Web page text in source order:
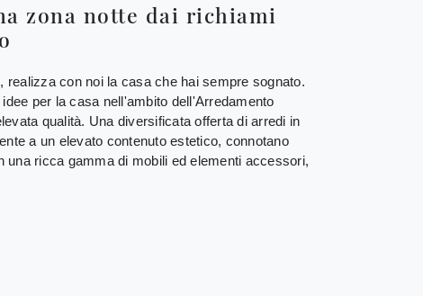
zona notte dai richiami
con noi la casa che hai sempre sognato.
per la casa nell'ambito dell'Arredamento
qualità. Una diversificata offerta di arredi in
a un elevato contenuto estetico, connotano
una ricca gamma di mobili ed elementi accessori,